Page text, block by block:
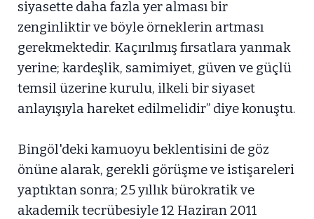
siyasette daha fazla yer alması bir
zenginliktir ve böyle örneklerin artması
gerekmektedir. Kaçırılmış fırsatlara yanmak
yerine; kardeşlik, samimiyet, güven ve güçlü
temsil üzerine kurulu, ilkeli bir siyaset
anlayışıyla hareket edilmelidir” diye konuştu.
Bingöl'deki kamuoyu beklentisini de göz
önüne alarak, gerekli görüşme ve istişareleri
yaptıktan sonra; 25 yıllık bürokratik ve
akademik tecrübesiyle 12 Haziran 2011